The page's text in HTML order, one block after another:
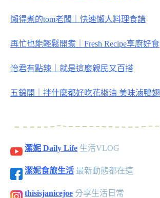
懶得煮的tom老闆｜快速懶人料理食譜
再忙也能輕鬆開煮｜Fresh Recipe享廚好食
怡君有點辣｜就是這麼親民又百搭
五錦開｜拌什麼都好吃花椒油 美味滷鴨翅
潔妮 Daily Life 生活VLOG
潔妮食旅生活 最新動態都在這
thisisjanicejoe 分享生活日常